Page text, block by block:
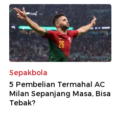
Sepakbola
5 Pembelian Termahal AC
Milan Sepanjang Masa, Bisa
Tebak?